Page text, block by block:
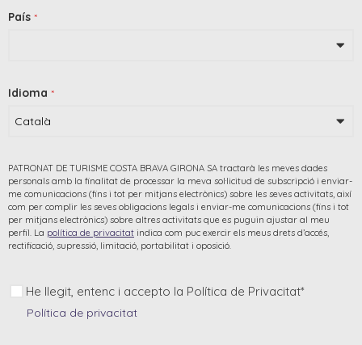
País *
Idioma *
PATRONAT DE TURISME COSTA BRAVA GIRONA SA tractarà les meves dades
personals amb la finalitat de processar la meva sol·licitud de subscripció i enviar-
me comunicacions (fins i tot per mitjans electrònics) sobre les seves activitats, així
com per complir les seves obligacions legals i enviar-me comunicacions (fins i tot
per mitjans electrònics) sobre altres activitats que es puguin ajustar al meu
perfil. La política de privacitat indica com puc exercir els meus drets d’accés,
rectificació, supressió, limitació, portabilitat i oposició.
He llegit, entenc i accepto la Política de Privacitat*
Política de privacitat